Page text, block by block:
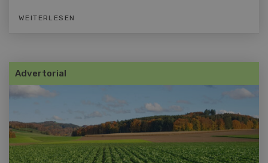
WEITERLESEN
Advertorial